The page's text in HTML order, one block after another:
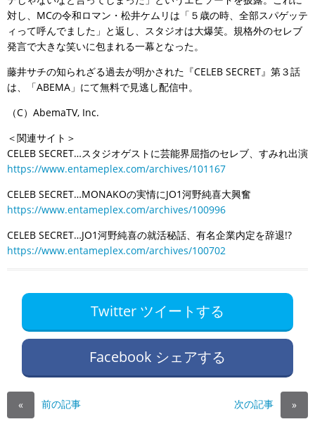
対し、MCの令和ロマン・松井ケムリは「５歳の時、全部スパゲッテ
ィって呼んでました」と返し、スタジオは大爆笑。規格外のセレブ
発言で大きな笑いに包まれる一幕となった。
藤井サチの知られざる過去が明かされた『CELEB SECRET』第３話
は、「ABEMA」にて無料で見逃し配信中。
（C）AbemaTV, Inc.
＜関連サイト＞
CELEB SECRET…スタジオゲストに芸能界屈指のセレブ、すみれ出演
https://www.entameplex.com/archives/101167
CELEB SECRET…MONAKOの実情にJO1河野純喜大興奮
https://www.entameplex.com/archives/100996
CELEB SECRET…JO1河野純喜の就活秘話、有名企業内定を辞退!?
https://www.entameplex.com/archives/100702
Twitter ツイートする
Facebook シェアする
« 前の記事 次の記事 »